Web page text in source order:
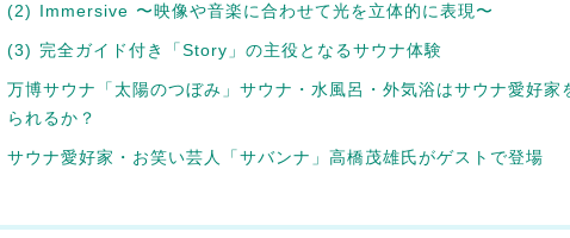
(2) Immersive 〜映像や音楽に合わせて光を立体的に表現〜
(3) 完全ガイド付き「Story」の主役となるサウナ体験
万博サウナ「太陽のつぼみ」サウナ・水風呂・外気浴はサウナ愛好家
られるか？
サウナ愛好家・お笑い芸人「サバンナ」高橋茂雄氏がゲストで登場